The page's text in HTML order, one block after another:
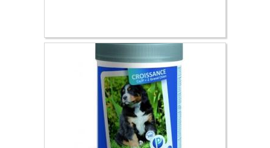
13.49 €